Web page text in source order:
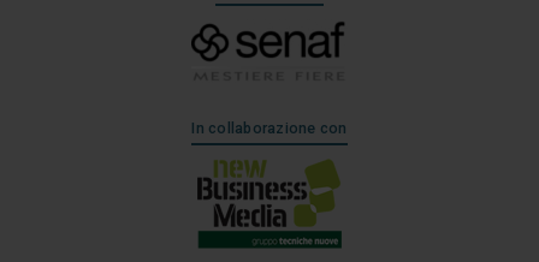
In collaborazione con